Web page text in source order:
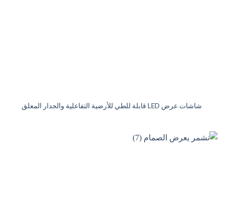
شاشات عرض LED قابلة للطي للأرضية التفاعلية والجدار المعلق